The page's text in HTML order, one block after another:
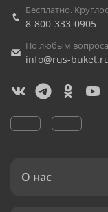
Бесплатно.
8-800-333-0905
По любым
info@rus-
О нас